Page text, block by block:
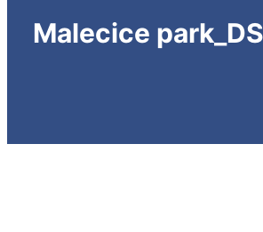
Malecice